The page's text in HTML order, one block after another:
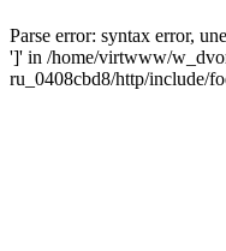
Parse error: syntax error,
']' in /home/virtwww/
ru_0408cbd8/http/include/